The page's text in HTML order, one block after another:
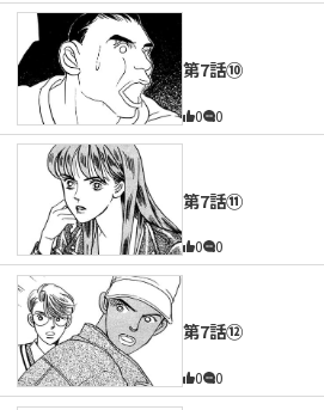
第7話⑩
0 0
第7話⑪
0 0
第7話⑫
0 0